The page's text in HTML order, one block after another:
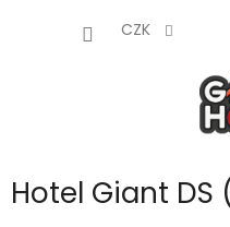
CZK
Hotel Giant DS